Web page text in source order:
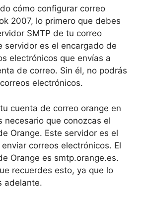
cómo configurar correo
2007, lo primero que debes
SMTP de tu correo
servidor es el encargado de
electrónicos que envías a
de correo. Sin él, no podrás
electrónicos.
cuenta de correo orange en
necesario que conozcas el
Orange. Este servidor es el
correos electrónicos. El
Orange es smtp.orange.es.
recuerdes esto, ya que lo
adelante.